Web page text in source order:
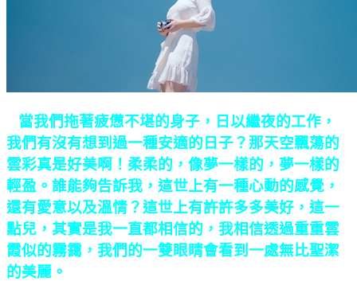
當我們拖著疲憊不堪的身子，日以繼夜的工作，
我們有沒有想到過一種安適的日子？那天空飄蕩的
雲彩真是好美啊！柔柔的，像夢一樣的，夢一樣的
輕盈。誰能夠告訴我，這世上有一種心動的感覺，
還有愛意以及溫情？這世上有許許多多美好，這一
點兒，其實是我一直都相信的，我相信透過重重雲
霞似的霧靄，我們的一雙眼睛會看到一處無比聖潔
的美麗。